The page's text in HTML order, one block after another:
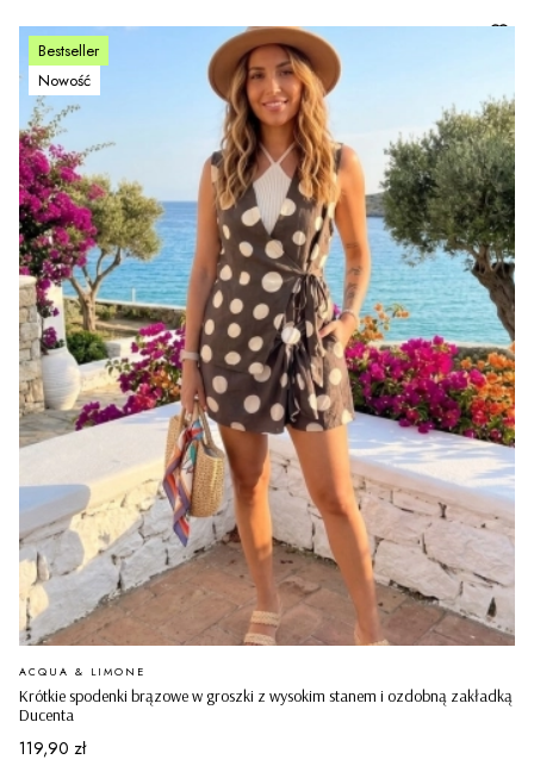
Bestseller
Nowość
Krótkie spodenki brązowe w groszki z wysokim stanem i ozdobną zakładką
Ducenta
PRODUCENT
ACQUA & LIMONE
Cena
119,90 zł